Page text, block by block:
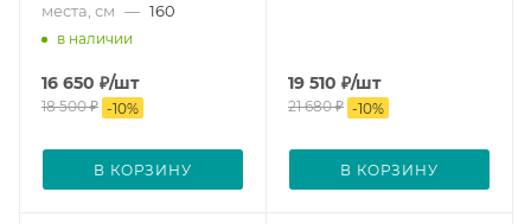
места, см — 160
в наличии
16 650 ₽/шт
18 500₽ -10%
В КОРЗИНУ
19 510 ₽/шт
21 680₽ -10%
В КОРЗИНУ